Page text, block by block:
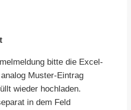
bitte die Excel-
Muster-Eintrag
wieder hochladen.
in dem Feld